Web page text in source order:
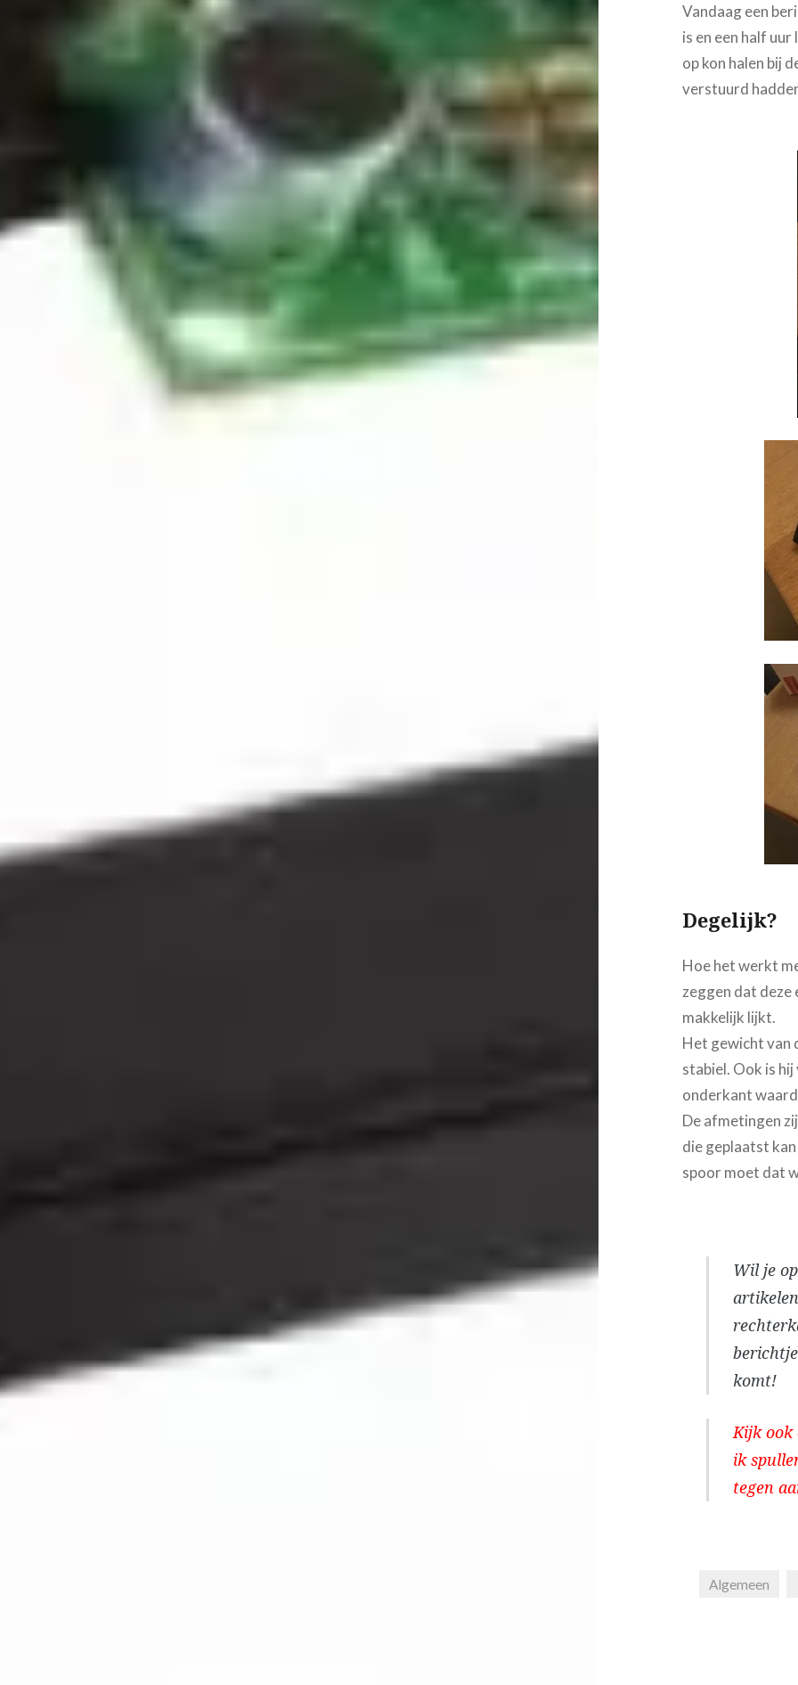
Vandaag een
is en een half
op kon halen bij
verstuurd
Degelijk?
Hoe het werkt
zeggen dat deze
makkelijk lijkt.
Het gewicht van
stabiel. Ook is hij
onderkant
De afmetingen
die geplaatst
spoor moet dat
Wil je
komt!
Kijk ook
ik
tegen
Algemeen